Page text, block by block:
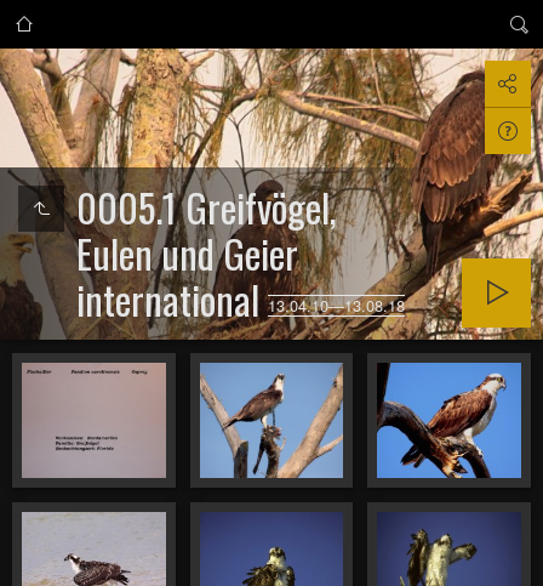
0005.1 Greifvögel,
Eulen und Geier
international13.04.10—13.08.18